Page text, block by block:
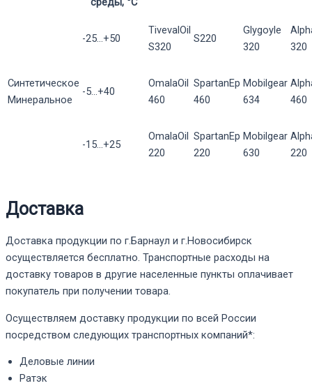
Синтетическое
Минеральное
-25...+50
TivevalOil
S320
S220
Glygoyle
320
320
-5...+40
OmalaOil
460
SpartanEp
460
Mobilgear
634
460
-15...+25
OmalaOil
220
SpartanEp
220
Mobilgear
630
220
Доставка
Доставка продукции по г.Барнаул и г.Новосибирск
осуществляется бесплатно. Транспортные расходы на
доставку товаров в другие населенные пункты оплачивает
покупатель при получении товара.
Осуществляем доставку продукции по всей России
посредством следующих транспортных компаний*:
Деловые линии
Ратэк